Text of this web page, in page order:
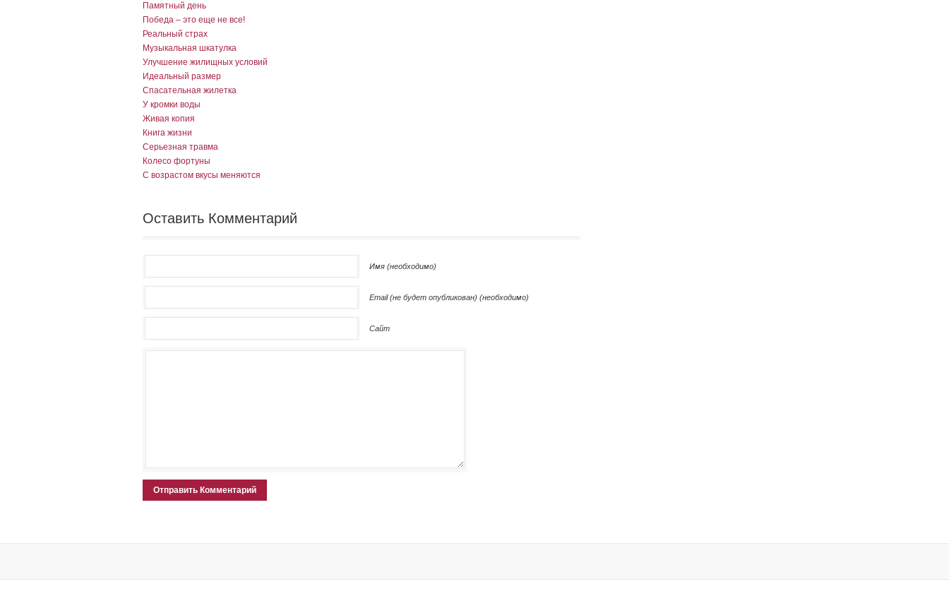
Памятный день
Победа – это еще не все!
Реальный страх
Музыкальная шкатулка
Улучшение жилищных условий
Идеальный размер
Спасательная жилетка
У кромки воды
Живая копия
Книга жизни
Серьезная травма
Колесо фортуны
С возрастом вкусы меняются
Оставить Комментарий
Имя (необходимо)
Email (не будет опубликован) (необходимо)
Сайт